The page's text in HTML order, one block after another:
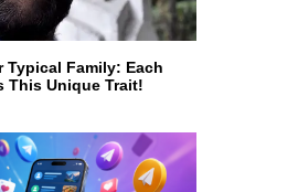
Typical Family: Each
This Unique Trait!